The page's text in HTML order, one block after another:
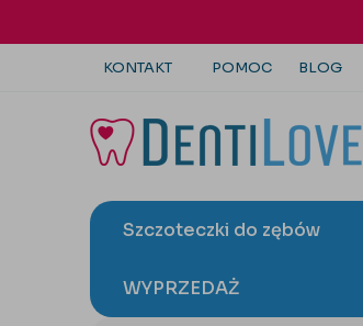
KONTAKT
+48 22 113 4446
kontakt@dentilove.pl
POMOC BLOG
Szczoteczki do zębów
WYPRZEDAŻ